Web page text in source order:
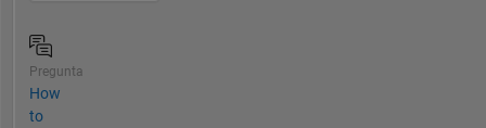
Pregunta
How
to